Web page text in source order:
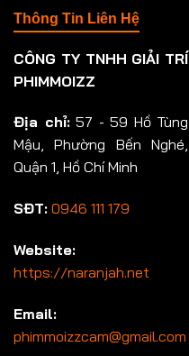
Thông Tin Liên Hệ
CÔNG TY TNHH GIẢI TRÍ
PHIMMOIZZ
Địa chỉ:57 - 59 Hồ Tùng
Mậu, Phường Bến Nghé,
Quận 1, Hồ Chí Minh
SĐT: 0946 111 179
Website:
https://naranjah.net
Email:
phimmoizzcam@gmail.com